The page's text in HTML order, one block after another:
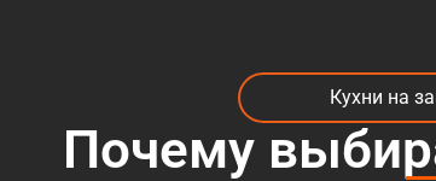
Кухни на
Почему